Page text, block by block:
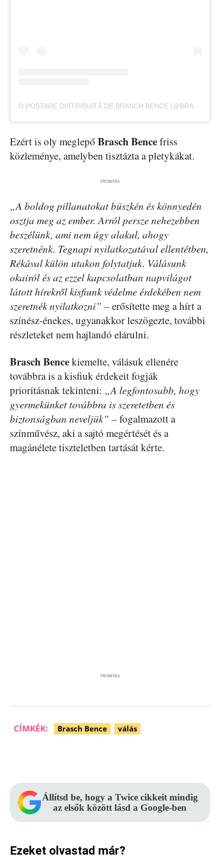
O POSTARE DISTRIBUITĂ DE BRASCH BENCE (@BRASCHBENCE)
Ezért is oly meglepőBrasch Bencefriss
közleménye, amelyben tisztázta a pletykákat.
Hirdetés
„A boldog pillanatokat büszkén és könnyedén
osztja meg az ember. Arról persze nehezebben
beszélünk, ami nem úgy alakul, ahogy
szeretnénk. Tegnapi nyilatkozatával ellentétben,
Rékával külön utakon folytatjuk. Válásunk
okairól és az ezzel kapcsolatban napvilágot
látott hírekről kisfiunk védelme érdekében nem
szeretnék nyilatkozni” – erősítette meg a hírt a
színész-énekes, ugyanakkor leszögezte, további
részleteket nem hajlandó elárulni.
Brasch Bencekiemelte, válásuk ellenére
továbbra is a kisfiuk érdekeit fogják
prioritásnak tekinteni: „A legfontosabb, hogy
gyermekünket továbbra is szeretetben és
biztonságban neveljük” – fogalmazott a
színművész, aki a sajtó megértését és a
magánélete tiszteletben tartását kérte.
Hirdetés
CÍMKÉK: Brasch Bence válás
Állítsd be, hogy a Twice cikkeit mindig
az elsők között lásd a Google-ben
Ezeket olvastad már?